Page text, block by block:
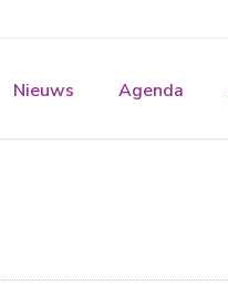
Nieuws Agenda